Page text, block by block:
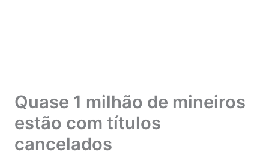
Quase 1 milhão de mineiros
estão com títulos
cancelados